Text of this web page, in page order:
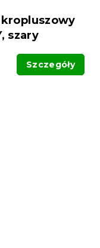
szary
Szczegóły